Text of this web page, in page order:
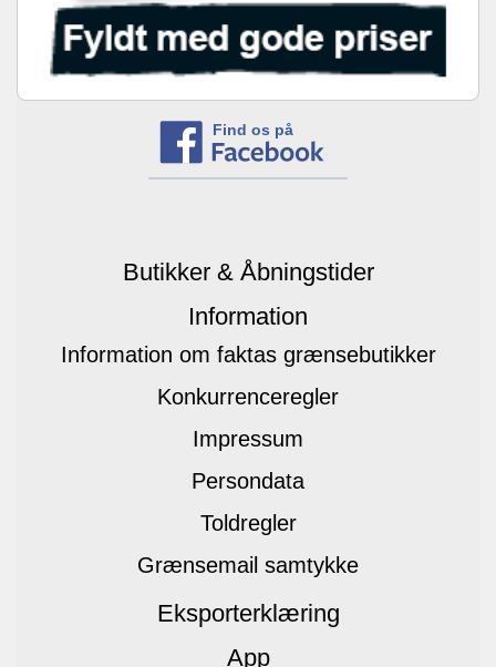
Find os på
Butikker & Åbningstider
Information
Information om faktas grænsebutikker
Konkurrenceregler
Impressum
Persondata
Toldregler
Grænsemail samtykke
Eksporterklæring
App